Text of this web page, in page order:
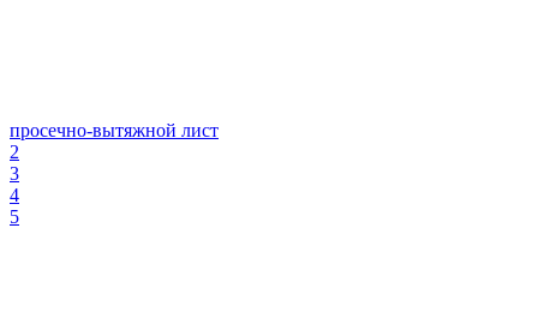
просечно-вытяжной лист
2
3
4
5